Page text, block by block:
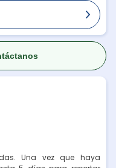
Una vez que haya